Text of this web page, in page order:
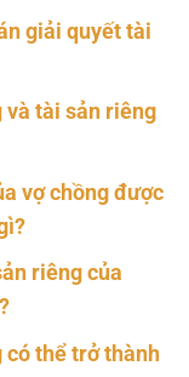
giải quyết tài
và tài sản riêng
vợ chồng được
riêng của
có thể trở thành